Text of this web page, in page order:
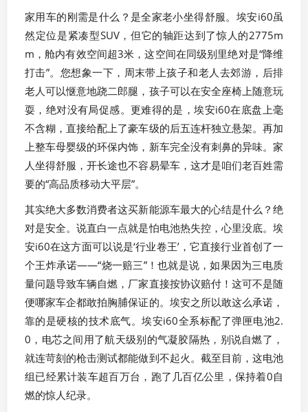
家用车的刚需是什么？是全家老小坐得舒服。埃安i60虽
然定位是紧凑型SUV，但它的轴距达到了惊人的2775m
m，舱内有效空间超3米，这空间在同级别里绝对是“降维
打击”。您想象一下，周末带上孩子和老人去郊游，后排
老人可以惬意地跷二郎腿，孩子可以在安全座椅上随意玩
耍，绝对没有局促感。更难得的是，埃安i60在底盘上毫
不含糊，直接给配上了豪车级的后五连杆独立悬架。再加
上整车母婴级的环保内饰，新车完全没有刺鼻的异味。家
人坐得舒服，开长途也不容易晕车，这才是咱们老百姓需
要的“高品质移动大平层”。
其实绝大多数消费者这买新能源车最大的心结是什么？绝
对是安全。说直白一点就是怕电池热失控，心里没底。埃
安i60在这方面可以说是‘行业卷王’，它直接行业首创了一
个王炸承诺——“烧一赔三”！也就是说，如果因为三电质
量问题导致车辆自燃，厂家直接按协议赔付！这可不是随
便哪家车企都敢拍胸脯保证的。埃安之所以敢这么承诺，
靠的是硬核的技术底气。埃安i60全系标配了弹匣电池2.
0，电芯之间用了航天级别的气凝胶隔热，别说自燃了，
就连苛刻的枪击测试都能做到不起火。截至目前，这电池
组已经累计装车超百万台，跑了几百亿公里，保持着0自
燃的惊人纪录。